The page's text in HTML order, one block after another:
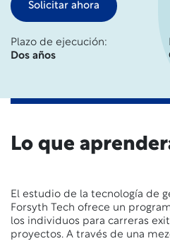
Solicitar ahora
Plazo de ejecución:
Dos años
Lo que
El estudio de la tecnología de
Forsyth Tech ofrece un
los individuos para carreras
proyectos. A través de una